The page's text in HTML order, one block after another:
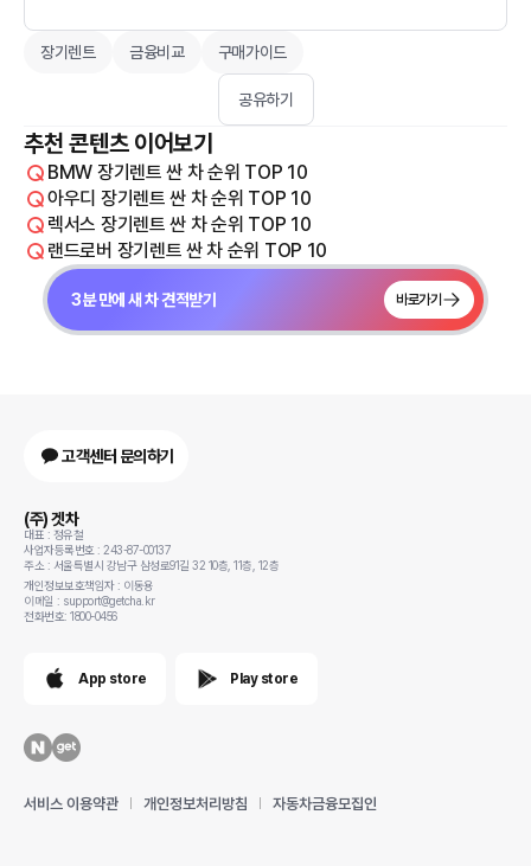
장기렌트 금융비교 구매가이드
공유하기
추천 콘텐츠 이어보기
BMW 장기렌트 싼 차 순위 TOP 10
아우디 장기렌트 싼 차 순위 TOP 10
렉서스 장기렌트 싼 차 순위 TOP 10
랜드로버 장기렌트 싼 차 순위 TOP 10
3분 만에 새 차 견적받기 바로가기
고객센터 문의하기
(주) 겟차
대표 : 정유철
사업자등록번호 : 243-87-00137
주소 : 서울특별시 강남구 삼성로91길 32 10층, 11층, 12층
개인정보보호책임자 : 이동용
이메일 : support@getcha.kr
전화번호: 1800-0456
App store Play store
서비스 이용약관 개인정보처리방침 자동차금융모집인